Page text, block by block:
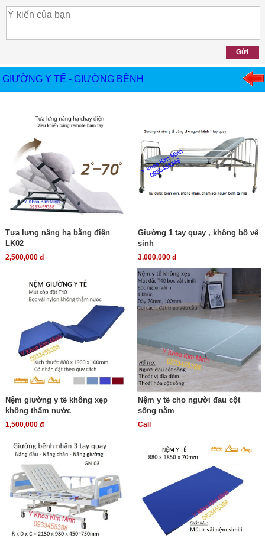
GIƯỜNG Y TẾ - GIƯỜNG BỆNH
Tựa lưng nâng hạ bằng điện
LK02
2,500,000 đ
Giường 1 tay quay , không bô vệ
sinh
3,000,000 đ
Nệm giường y tế không xẹp
không thấm nước
1,500,000 đ
Nệm y tế cho người đau cột
sống nằm
Call